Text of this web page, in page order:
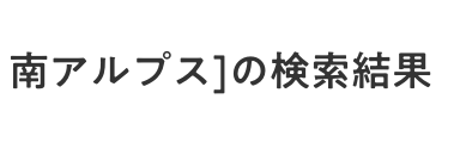
南アルプス]の検索結果